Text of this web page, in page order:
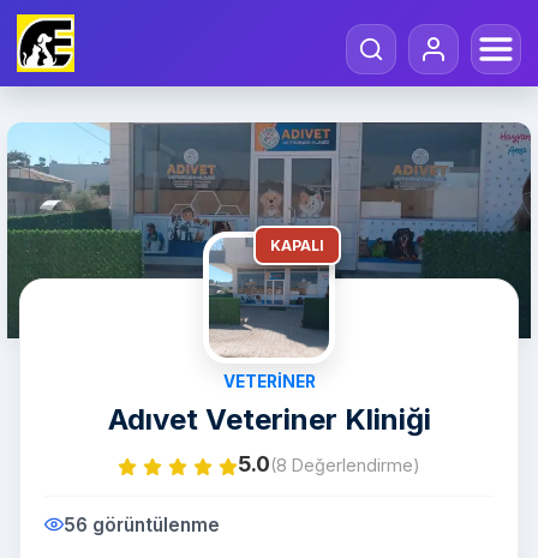
KAPALI
VETERINER
Adıvet Veteriner Kliniği
5.0(8 Değerlendirme)
56 görüntülenme